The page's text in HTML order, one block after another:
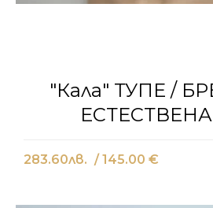
"Кала" ТУПЕ /
283.60лв. / 145.00 €